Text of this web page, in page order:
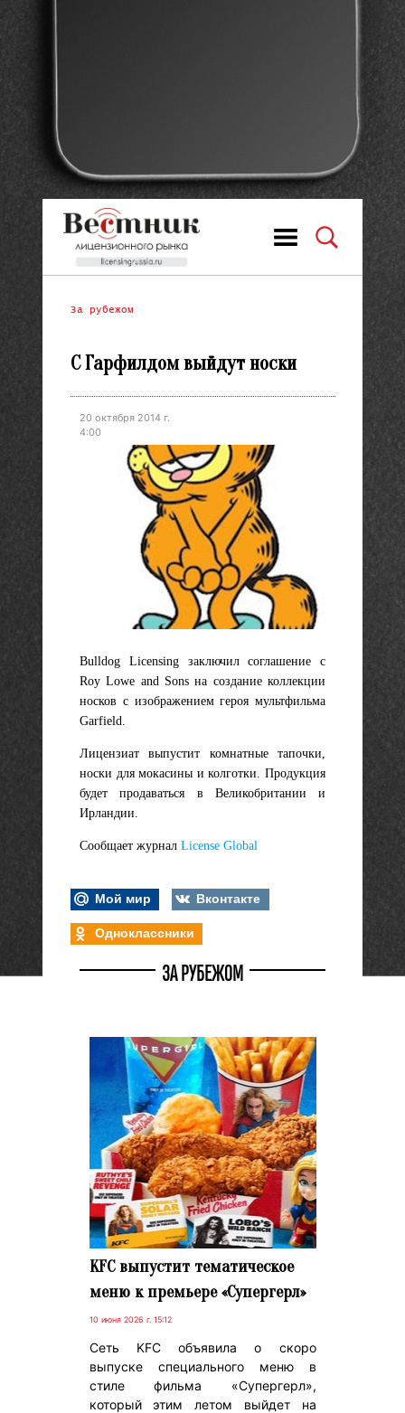
За рубежом
С Гарфилдом выйдут носки
20 октября 2014 г.
4:00
Bulldog Licensing заключил соглашение с
Roy Lowe and Sons на создание коллекции
носков с изображением героя мультфильма
Garfield.
Лицензиат выпустит комнатные тапочки,
носки для мокасины и колготки. Продукция
будет продаваться в Великобритании и
Ирландии.
Сообщает журнал License Global
Мой мир
Вконтакте
Одноклассники
ЗА РУБЕЖОМ
KFC выпустит тематическое
меню к премьере «Супергерл»
10 июня 2026 г. 15:12
Сеть KFC объявила о скоро
выпуске специального меню в
стиле фильма «Супергерл»,
который этим летом выйдет на